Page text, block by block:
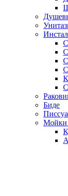
Биде
Мойки